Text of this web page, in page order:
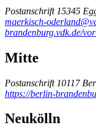
Postanschrift 15345
maerkisch-
brandenburg.vdk.de/
Mitte
Postanschrift 10117
https://berlin-
Neukölln